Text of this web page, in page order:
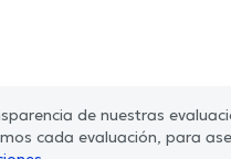
de nuestras
cada evaluación, para